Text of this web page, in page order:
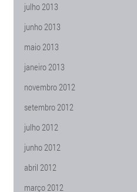
julho 2013
junho 2013
maio 2013
janeiro 2013
novembro 2012
setembro 2012
julho 2012
junho 2012
abril 2012
março 2012